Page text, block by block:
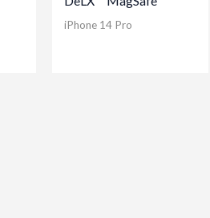
iPhone 14 Pro